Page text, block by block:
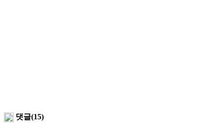
댓글(15)